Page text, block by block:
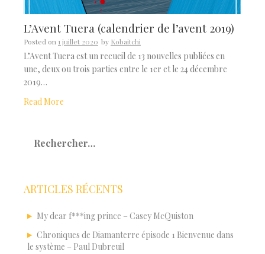
L’Avent Tuera (calendrier de l’avent 2019)
Posted on 1 juillet 2020 by Kobaitchi
L’Avent Tuera est un recueil de 13 nouvelles publiées en
une, deux ou trois parties entre le 1er et le 24 décembre
2019…
Read More
ARTICLES RÉCENTS
My dear f***ing prince – Casey McQuiston
Chroniques de Diamanterre épisode 1 Bienvenue dans
le système – Paul Dubreuil